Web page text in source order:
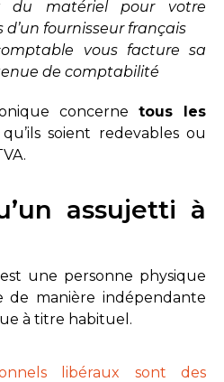
du matériel pour votre
fournisseur français
vous facture sa
de comptabilité
concerne tous les
soient redevables ou
assujetti à
une personne physique
de manière indépendante
à titre habituel.
libéraux sont des